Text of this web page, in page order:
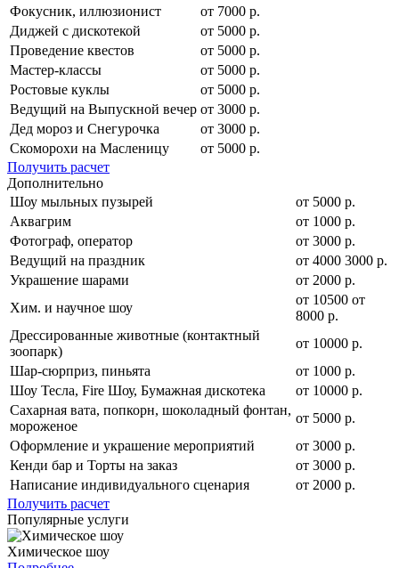
Фокусник, иллюзионист
от 7000 р.
Диджей с дискотекой
от 5000 р.
Проведение квестов
от 5000 р.
Мастер-классы
от 5000 р.
Ростовые куклы
от 5000 р.
Ведущий на Выпускной вечер от 3000 р.
Дед мороз и Снегурочка
от 3000 р.
Скоморохи на Масленицу
от 5000 р.
Получить расчет
Дополнительно
Шоу мыльных пузырей
от 5000 р.
Аквагрим
от 1000 р.
Фотограф, оператор
от 3000 р.
Ведущий на праздник
от 4000 3000 р.
Украшение шарами
от 2000 р.
Хим. и научное шоу
от 10500 от
8000 р.
Дрессированные животные (контактный
зоопарк)
от 10000 р.
Шар-сюрприз, пиньята
от 1000 р.
Шоу Тесла, Fire Шоу, Бумажная дискотека
от 10000 р.
Сахарная вата, попкорн, шоколадный фонтан,
мороженое
от 5000 р.
Оформление и украшение мероприятий
от 3000 р.
Кенди бар и Торты на заказ
от 3000 р.
Написание индивидуального сценария
от 2000 р.
Получить расчет
Популярные услуги
Химическое шоу